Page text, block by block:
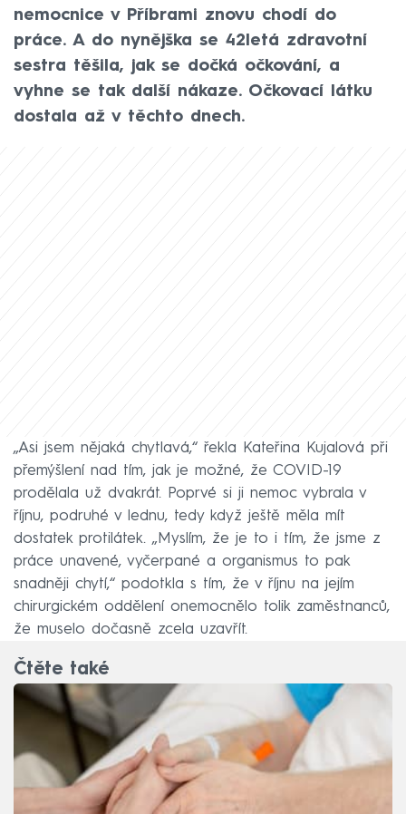
nemocnice v Příbrami znovu chodí do
práce. A do nynějška se 42letá zdravotní
sestra těšila, jak se dočká očkování, a
vyhne se tak další nákaze. Očkovací látku
dostala až v těchto dnech.
„Asi jsem nějaká chytlavá,“ řekla Kateřina Kujalová při
přemýšlení nad tím, jak je možné, že COVID-19
prodělala už dvakrát. Poprvé si ji nemoc vybrala v
říjnu, podruhé v lednu, tedy když ještě měla mít
dostatek protilátek. „Myslím, že je to i tím, že jsme z
práce unavené, vyčerpané a organismus to pak
snadněji chytí,“ podotkla s tím, že v říjnu na jejím
chirurgickém oddělení onemocnělo tolik zaměstnanců,
že muselo dočasně zcela uzavřít.
Čtěte také